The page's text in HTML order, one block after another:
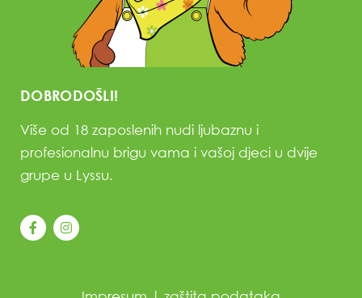
DOBRODOŠLI!
Više od 18 zaposlenih nudi ljubaznu i
profesionalnu brigu vama i vašoj djeci u dvije
grupe u Lyssu.